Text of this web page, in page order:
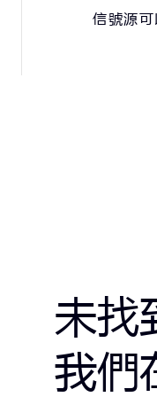
信號源
未找
我們